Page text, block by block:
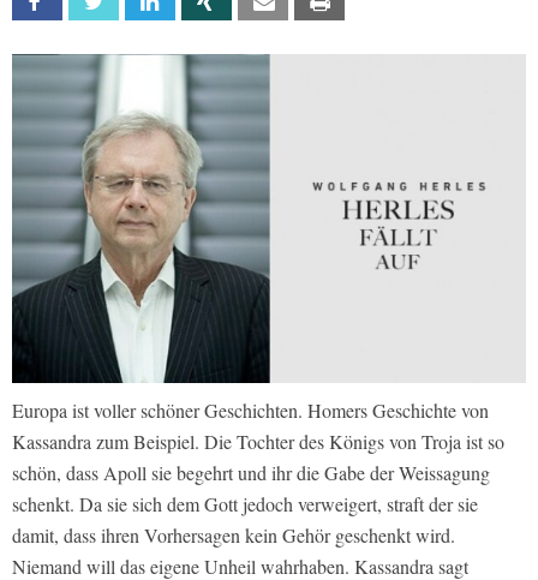
Europa ist voller schöner Geschichten. Homers Geschichte von
Kassandra zum Beispiel. Die Tochter des Königs von Troja ist so
schön, dass Apoll sie begehrt und ihr die Gabe der Weissagung
schenkt. Da sie sich dem Gott jedoch verweigert, straft der sie
damit, dass ihren Vorhersagen kein Gehör geschenkt wird.
Niemand will das eigene Unheil wahrhaben. Kassandra sagt